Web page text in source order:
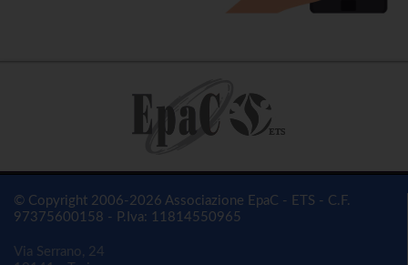
© Copyright 2006-2026 Associazione EpaC - ETS - C.F.
97375600158 - P.Iva: 11814550965
Via Serrano, 24